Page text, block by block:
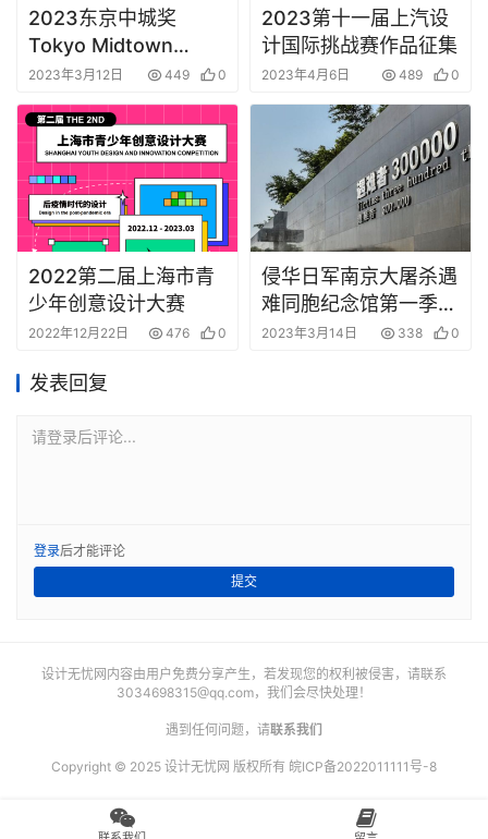
2023东京中城奖
Tokyo Midtown
Award
2023年3月12日 449 0
2023第十一届上汽设
计国际挑战赛作品征集
2023年4月6日 489 0
2022第二届上海市青
少年创意设计大赛
2022年12月22日 476 0
侵华日军南京大屠杀遇
难同胞纪念馆第一季文
创产品征集
2023年3月14日 338 0
发表回复
请登录后评论...
登录后才能评论
提交
设计无忧网内容由用户免费分享产生，若发现您的权利被侵害，请联系
3034698315@qq.com，我们会尽快处理！
遇到任何问题，请联系我们
Copyright © 2025 设计无忧网 版权所有 皖ICP备2022011111号-8